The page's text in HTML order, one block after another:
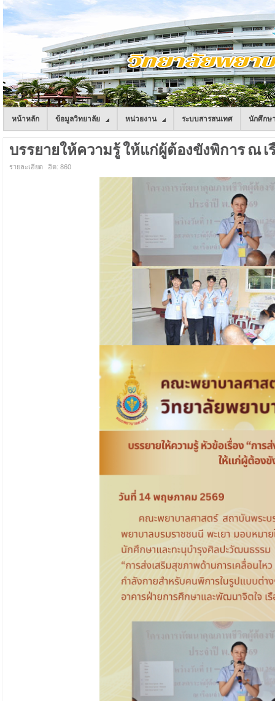
หน้าหลัก ข้อมูลวิทยาลัย หน่วยงาน ระบบสารสนเทศ นักศึกษ
บรรยายให้ความรู้ ให้แก่ผู้ต้องขังพิการ ณ เ
รายละเอียด ฮิต: 860